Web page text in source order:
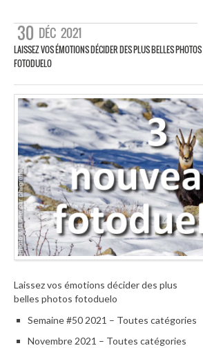
30 DÉC 2021
LAISSEZ VOS ÉMOTIONS DÉCIDER DES PLUS BELLES PHOTOS
FOTODUELO
Laissez vos émotions décider des plus
belles photos fotoduelo
Semaine #50 2021 – Toutes catégories
Novembre 2021 – Toutes catégories